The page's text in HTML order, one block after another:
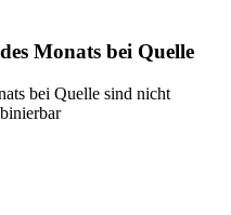
Monats bei Quelle
bei Quelle sind nicht